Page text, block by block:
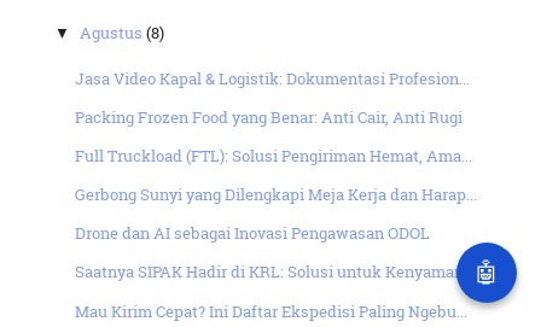
🤖
▼Agustus(8)
Jasa Video Kapal & Logistik: Dokumentasi Profesion...
Packing Frozen Food yang Benar: Anti Cair, Anti Rugi
Full Truckload (FTL): Solusi Pengiriman Hemat, Ama...
Gerbong Sunyi yang Dilengkapi Meja Kerja dan Harap...
Drone dan AI sebagai Inovasi Pengawasan ODOL
Saatnya SIPAK Hadir di KRL: Solusi untuk Kenyamana...
Mau Kirim Cepat? Ini Daftar Ekspedisi Paling Ngebu...